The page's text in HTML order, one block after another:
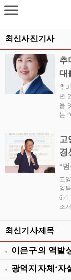
최신사진기사
추
대
추
년
을
는
고
경
“
고
양
6기
소
최신기사제목
이은구의 역발
광역지자체‘자